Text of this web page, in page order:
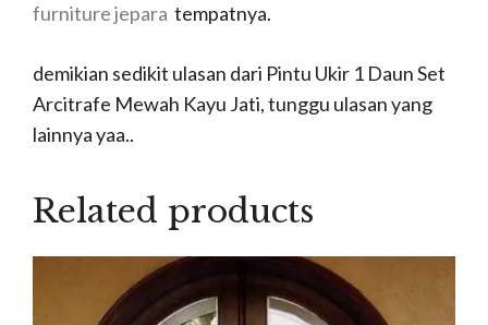
furniture jepara tempatnya.
demikian sedikit ulasan dari Pintu Ukir 1 Daun Set
Arcitrafe Mewah Kayu Jati, tunggu ulasan yang
lainnya yaa..
Related products